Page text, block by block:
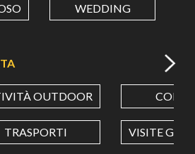
Use dot (.) as decimal separator.
WEDDING
OUTDOOR CORSI
TRASPORTI VISITE